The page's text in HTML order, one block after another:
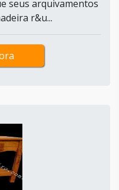
seus arquivamentos
r&u...